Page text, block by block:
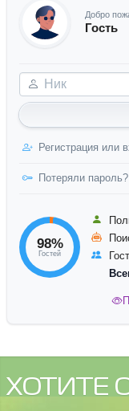
Добро
Гость
Ник
Регистрация или
Потеряли пароль?
98%
Гостей
ХОТИТЕ